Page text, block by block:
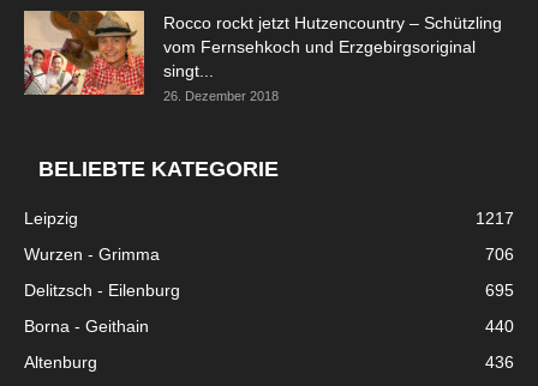
Rocco rockt jetzt Hutzencountry – Schützling
vom Fernsehkoch und Erzgebirgsoriginal
singt...
26. Dezember 2018
BELIEBTE KATEGORIE
Leipzig
1217
Wurzen - Grimma
706
Delitzsch - Eilenburg
695
Borna - Geithain
440
Altenburg
436